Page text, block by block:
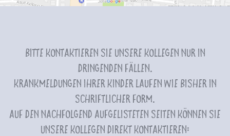
Bitte kontaktieren Sie unsere Kollegen nur in
dringenden Fällen.
Krankmeldungen Ihrer Kinder laufen wie bisher in
schriftlicher Form.
Auf den nachfolgend aufgelisteten Seiten können Sie
unsere Kollegen direkt kontaktieren: